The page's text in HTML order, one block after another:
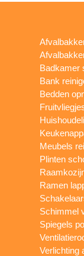
Badkamer
Bank
Bedden
Meubels
Plinten
Ramen
Schimmel
Spiegels
Verlichting